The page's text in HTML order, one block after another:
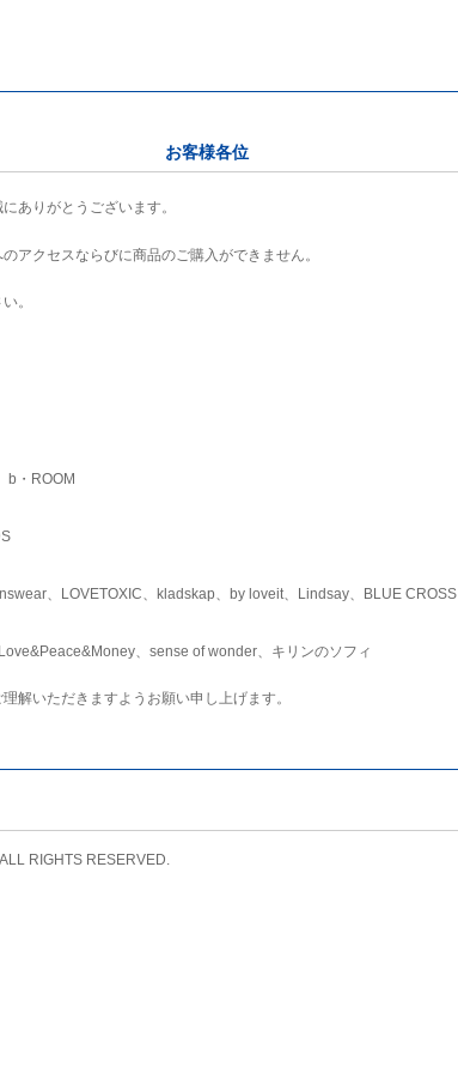
お客様各位
ありがとうございます。
アクセスならびに商品のご購入ができません。
。
b・ROOM
、LOVETOXIC、kladskap、by loveit、Lindsay、BLUE CROSS
、sense of wonder、キリンのソフィ
解いただきますようお願い申し上げます。